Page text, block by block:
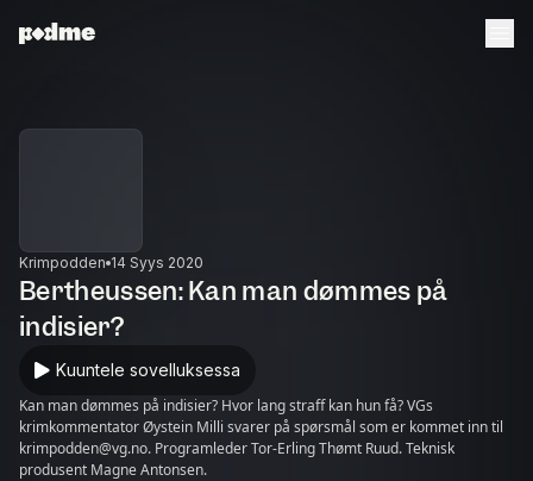
Krimpodden 14 Syys 2020
Bertheussen: Kan man dømmes på
indisier?
Kuuntele sovelluksessa
Kan man dømmes på indisier? Hvor lang straff kan hun få? VGs
krimkommentator Øystein Milli svarer på spørsmål som er kommet inn til
krimpodden@vg.no. Programleder Tor-Erling Thømt Ruud. Teknisk
produsent Magne Antonsen.